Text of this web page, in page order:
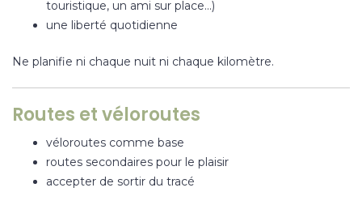
touristique, un ami sur place…)
une liberté quotidienne
Ne planifie ni chaque nuit ni chaque kilomètre.
Routes et véloroutes
véloroutes comme base
routes secondaires pour le plaisir
accepter de sortir du tracé